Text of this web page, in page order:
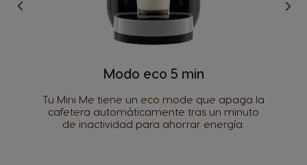
Modo eco 5 min
Tu Mini Me tiene un eco mode que apaga la
cafetera automáticamente tras un minuto
de inactividad para ahorrar energía.